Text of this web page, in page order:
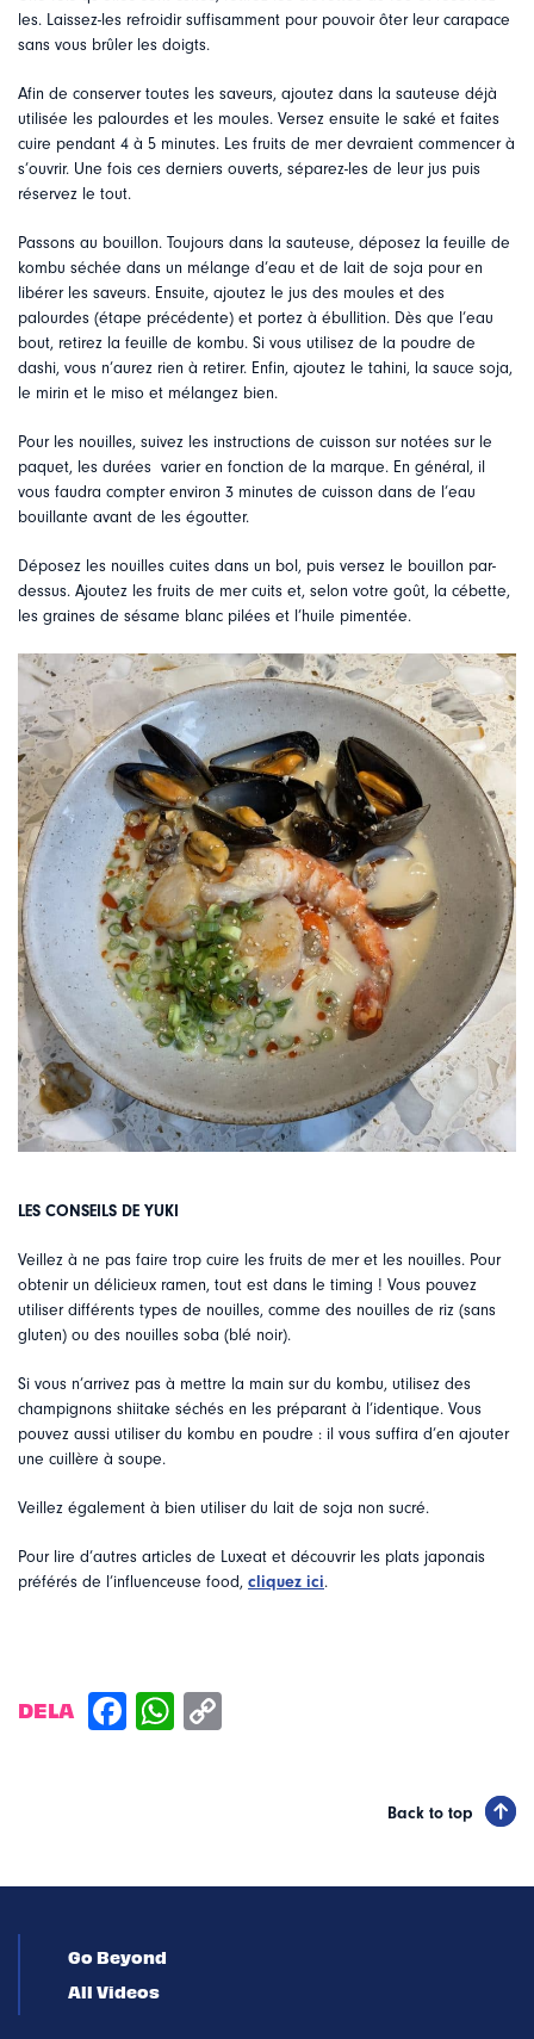
les. Laissez-les refroidir suffisamment pour pouvoir ôter leur carapace
sans vous brûler les doigts.
Afin de conserver toutes les saveurs, ajoutez dans la sauteuse déjà
utilisée les palourdes et les moules. Versez ensuite le saké et faites
cuire pendant 4 à 5 minutes. Les fruits de mer devraient commencer à
s’ouvrir. Une fois ces derniers ouverts, séparez-les de leur jus puis
réservez le tout.
Passons au bouillon. Toujours dans la sauteuse, déposez la feuille de
kombu séchée dans un mélange d’eau et de lait de soja pour en
libérer les saveurs. Ensuite, ajoutez le jus des moules et des
palourdes (étape précédente) et portez à ébullition. Dès que l’eau
bout, retirez la feuille de kombu. Si vous utilisez de la poudre de
dashi, vous n’aurez rien à retirer. Enfin, ajoutez le tahini, la sauce soja,
le mirin et le miso et mélangez bien.
Pour les nouilles, suivez les instructions de cuisson sur notées sur le
paquet, les durées varier en fonction de la marque. En général, il
vous faudra compter environ 3 minutes de cuisson dans de l’eau
bouillante avant de les égoutter.
Déposez les nouilles cuites dans un bol, puis versez le bouillon par-
dessus. Ajoutez les fruits de mer cuits et, selon votre goût, la cébette,
les graines de sésame blanc pilées et l’huile pimentée.
LES CONSEILS DE YUKI
Veillez à ne pas faire trop cuire les fruits de mer et les nouilles. Pour
obtenir un délicieux ramen, tout est dans le timing ! Vous pouvez
utiliser différents types de nouilles, comme des nouilles de riz (sans
gluten) ou des nouilles soba (blé noir).
Si vous n’arrivez pas à mettre la main sur du kombu, utilisez des
champignons shiitake séchés en les préparant à l’identique. Vous
pouvez aussi utiliser du kombu en poudre : il vous suffira d’en ajouter
une cuillère à soupe.
Veillez également à bien utiliser du lait de soja non sucré.
Pour lire d’autres articles de Luxeat et découvrir les plats japonais
préférés de l’influenceuse food, cliquez ici.
DELA
Back to top
Go Beyond
All Videos